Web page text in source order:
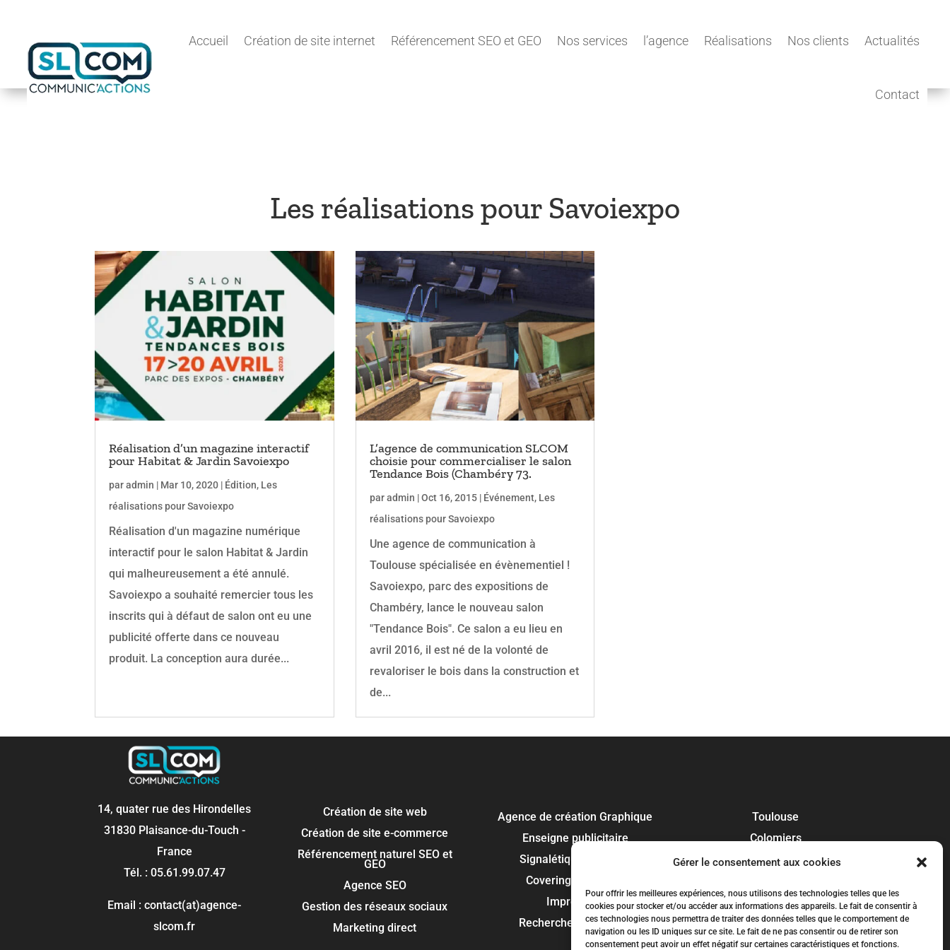
Gérer le consentement aux cookies
Pour offrir les meilleures expériences, nous utilisons des technologies telles que les
cookies pour stocker et/ou accéder aux informations des appareils. Le fait de consentir à
ces technologies nous permettra de traiter des données telles que le comportement de
navigation ou les ID uniques sur ce site. Le fait de ne pas consentir ou de retirer son
consentement peut avoir un effet négatif sur certaines caractéristiques et fonctions.
Accueil Création de site internet Référencement SEO et GEO Nos services l’agence Réalisations Nos clients Actualités
Contact
Les réalisations pour Savoiexpo
Réalisation d’un magazine interactif
pour Habitat & Jardin Savoiexpo
paradmin | Mar 10, 2020 | Édition, Les
réalisations pour Savoiexpo
Réalisation d'un magazine numérique
interactif pour le salon Habitat & Jardin
qui malheureusement a été annulé.
Savoiexpo a souhaité remercier tous les
inscrits qui à défaut de salon ont eu une
publicité offerte dans ce nouveau
produit. La conception aura durée...
L’agence de communication SLCOM
choisie pour commercialiser le salon
Tendance Bois (Chambéry 73.
paradmin |Oct 16, 2015| Événement, Les
réalisations pour Savoiexpo
Une agence de communication à
Toulouse spécialisée en évènementiel !
Savoiexpo, parc des expositions de
Chambéry, lance le nouveau salon
"Tendance Bois". Ce salon a eu lieu en
avril 2016, il est né de la volonté de
revaloriser le bois dans la construction et
de...
14, quater rue des Hirondelles
31830 Plaisance-du-Touch -
France
Tél. : 05.61.99.07.47
Email : contact(at)agence-
slcom.fr
Création de site web
Création de site e-commerce
Référencement naturel SEO et
GEO
Agence SEO
Gestion des réseaux sociaux
Marketing direct
Agence de création Graphique
Enseigne publicitaire
Signalétique panneau
Covering et flocage
Impression
Recherche de marque
Toulouse
Colomiers
Blagnac
Plaisance-du-Touch
Balma